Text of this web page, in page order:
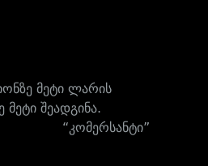
მეტი ლარის
შეადგინა.
“კომერსანტი”